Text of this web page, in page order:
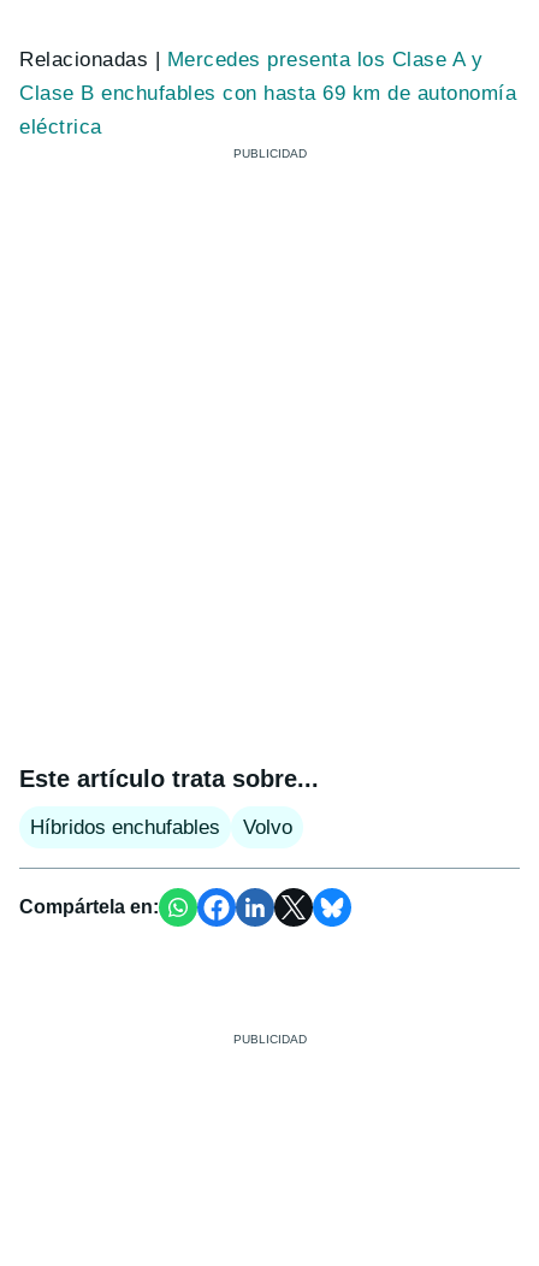
Relacionadas | Mercedes presenta los Clase A y
Clase B enchufables con hasta 69 km de autonomía
eléctrica
Este artículo trata sobre...
Híbridos enchufables Volvo
Compártela en: